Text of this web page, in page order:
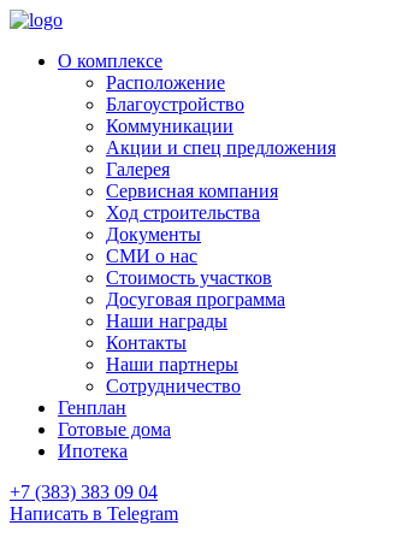
О комплексе
Расположение
Благоустройство
Коммуникации
Акции и спец предложения
Галерея
Сервисная компания
Ход строительства
Документы
СМИ о нас
Стоимость участков
Досуговая программа
Наши награды
Контакты
Наши партнеры
Сотрудничество
Генплан
Готовые дома
Ипотека
+7 (383) 383 09 04
Написать в Telegram